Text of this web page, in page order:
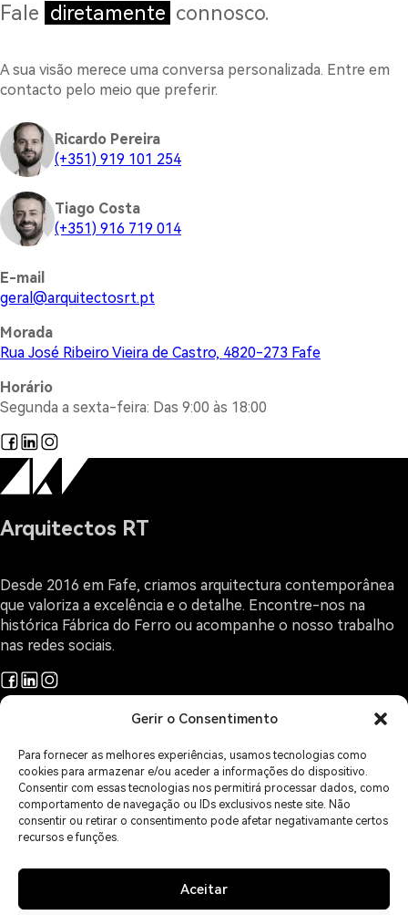
Gerir o Consentimento
Para fornecer as melhores experiências, usamos tecnologias como
cookies para armazenar e/ou aceder a informações do dispositivo.
Consentir com essas tecnologias nos permitirá processar dados, como
comportamento de navegação ou IDs exclusivos neste site. Não
consentir ou retirar o consentimento pode afetar negativamante certos
recursos e funções.
Aceitar
Fale diretamente connosco.
A sua visão merece uma conversa personalizada. Entre em
contacto pelo meio que preferir.
Ricardo Pereira
(+351) 919 101 254
Tiago Costa
(+351) 916 719 014
E-mail
tp.trsotcetiuqra
@lareg
Morada
Rua José Ribeiro Vieira de Castro, 4820-273 Fafe
Horário
Segunda a sexta-feira: Das 9:00 às 18:00
Arquitectos RT
Desde 2016 em Fafe, criamos arquitectura contemporânea
que valoriza a excelência e o detalhe. Encontre-nos na
histórica Fábrica do Ferro ou acompanhe o nosso trabalho
nas redes sociais.
Arquitectura e Design
O Gabinete
Sobre Arquitectura
Contactos
Áreas de Serviço
Política de Privacidade
Política de Cookies
Isenção de Responsabilidade
Imprint